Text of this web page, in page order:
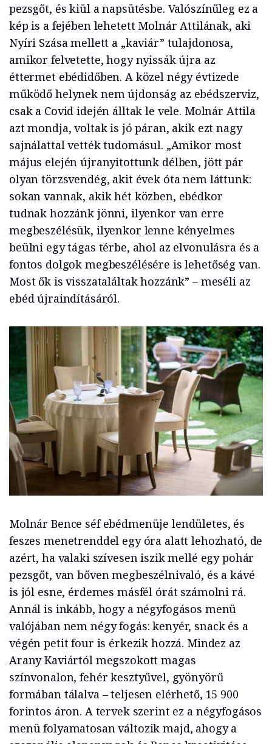
pezsgőt, és kiül a napsütésbe. Valószínűleg ez a
kép is a fejében lehetett Molnár Attilának, aki
Nyíri Szása mellett a „kaviár” tulajdonosa,
amikor felvetette, hogy nyissák újra az
éttermet ebédidőben. A közel négy évtizede
működő helynek nem újdonság az ebédszerviz,
csak a Covid idején álltak le vele. Molnár Attila
azt mondja, voltak is jó páran, akik ezt nagy
sajnálattal vették tudomásul. „Amikor most
május elején újranyitottunk délben, jött pár
olyan törzsvendég, akit évek óta nem láttunk:
sokan vannak, akik hét közben, ebédkor
tudnak hozzánk jönni, ilyenkor van erre
megbeszélésük, ilyenkor lenne kényelmes
beülni egy tágas térbe, ahol az elvonulásra és a
fontos dolgok megbeszélésére is lehetőség van.
Most ők is visszataláltak hozzánk” – meséli az
ebéd újraindításáról.
Molnár Bence séf ebédmenüje lendületes, és
feszes menetrenddel egy óra alatt lehozható, de
azért, ha valaki szívesen iszik mellé egy pohár
pezsgőt, van bőven megbeszélnivaló, és a kávé
is jól esne, érdemes másfél órát számolni rá.
Annál is inkább, hogy a négyfogásos menü
valójában nem négy fogás: kenyér, snack és a
végén petit four is érkezik hozzá. Mindez az
Arany Kaviártól megszokott magas
színvonalon, fehér kesztyűvel, gyönyörű
formában tálalva – teljesen elérhető, 15 900
forintos áron. A tervek szerint ez a négyfogásos
menü folyamatosan változik majd, ahogy a